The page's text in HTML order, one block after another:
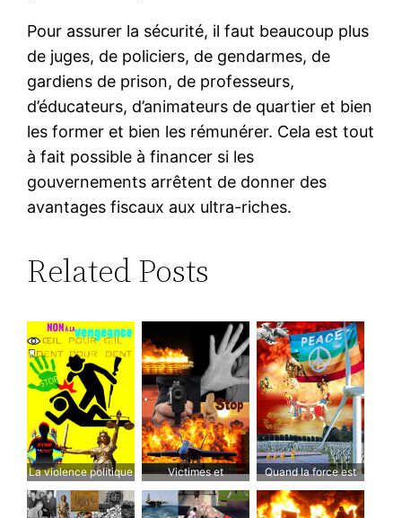
Pour assurer la sécurité, il faut beaucoup plus
de juges, de policiers, de gendarmes, de
gardiens de prison, de professeurs,
d’éducateurs, d’animateurs de quartier et bien
les former et bien les rémunérer. Cela est tout
à fait possible à financer si les
gouvernements arrêtent de donner des
avantages fiscaux aux ultra-riches.
Related Posts
La violence politique
des partisans
Victimes et
agresseurs
Quand la force est
légitime